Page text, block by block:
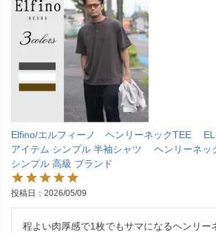
Elfino/エルフィーノ ヘンリーネックTEE
アイテム シンプル 半袖シャツ ヘンリーネ
シンプル 高級 ブランド
投稿日 2026/05/09
程よい肉厚感で1枚でもサマになるヘンリー